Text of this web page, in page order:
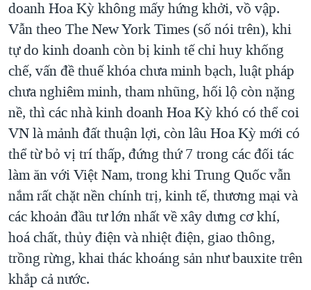
doanh Hoa Kỳ không mấy hứng khởi, vồ vập.
Vẫn theo The New York Times (số nói trên), khi
tự do kinh doanh còn bị kinh tế chỉ huy khống
chế, vấn đề thuế khóa chưa minh bạch, luật pháp
chưa nghiêm minh, tham nhũng, hối lộ còn nặng
nề, thì các nhà kinh doanh Hoa Kỳ khó có thể coi
VN là mảnh đất thuận lợi, còn lâu Hoa Kỳ mới có
thể từ bỏ vị trí thấp, đứng thứ 7 trong các đối tác
làm ăn với Việt Nam, trong khi Trung Quốc vẫn
nắm rất chặt nền chính trị, kinh tế, thương mại và
các khoản đầu tư lớn nhất về xây dưng cơ khí,
hoá chất, thủy điện và nhiệt điện, giao thông,
trồng rừng, khai thác khoáng sản như bauxite trên
khắp cả nước.